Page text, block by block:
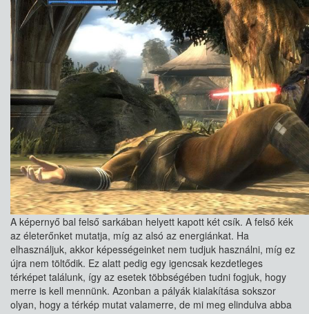
A képernyő bal felső sarkában helyett kapott két csík. A felső kék
az életerőnket mutatja, míg az alsó az energiánkat. Ha
elhasználjuk, akkor képességeinket nem tudjuk használni, míg ez
újra nem töltődik. Ez alatt pedig egy igencsak kezdetleges
térképet találunk, így az esetek többségében tudni fogjuk, hogy
merre is kell mennünk. Azonban a pályák kialakítása sokszor
olyan, hogy a térkép mutat valamerre, de mi meg elindulva abba